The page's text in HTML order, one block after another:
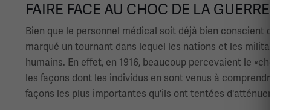
FAIRE FACE AU CHOC DE LA GUERRE
Bien que le personnel médical soit déjà bien conscient
marqué un tournant dans lequel les nations et les
humains. En effet, en 1916, beaucoup percevaient le
les façons dont les individus en sont venus à
façons les plus importantes qu'ils ont tentées d'atténuer